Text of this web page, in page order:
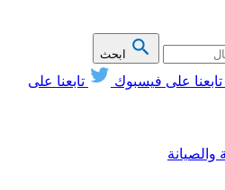
ابحث
تابعنا على فيسبوك
تابعنا على